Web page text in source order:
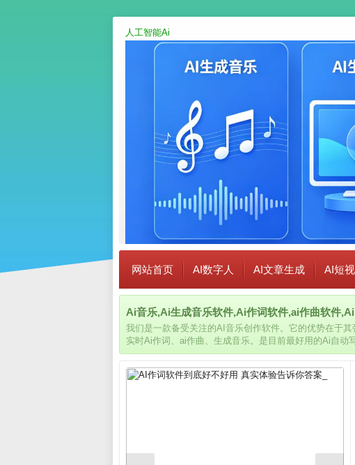
人工智能Ai
网站首页 AI数字人 AI文章生成 AI短
Ai音乐,Ai生成音乐软件,Ai作词软件,ai作曲软件
我们是一款备受关注的AI音乐创作软件。它的优势在于
实时Ai作词、ai作曲、生成音乐。是目前最好用的Ai自动